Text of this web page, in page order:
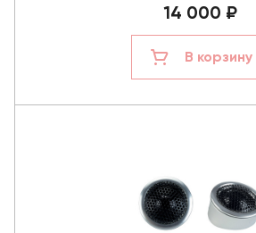
14 000 ₽
В корзину